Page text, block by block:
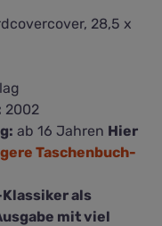
28,5 x
2002
ab 16 Jahren Hier
Taschenbuch-
als
mit viel